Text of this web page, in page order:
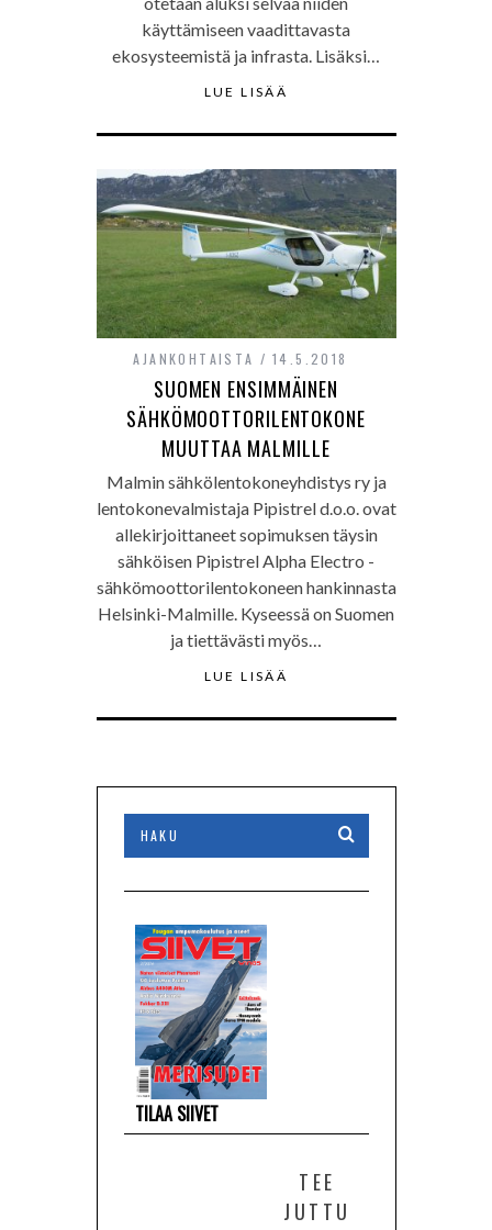
käyttämiseen vaadittavasta
ekosysteemistä ja infrasta. Lisäksi…
LUE LISÄÄ
AJANKOHTAISTA 14.5.2018
SUOMEN ENSIMMÄINEN
SÄHKÖMOOTTORILENTOKONE
MUUTTAA MALMILLE
Malmin sähkölentokoneyhdistys ry ja
lentokonevalmistaja Pipistrel d.o.o. ovat
allekirjoittaneet sopimuksen täysin
sähköisen Pipistrel Alpha Electro -
sähkömoottorilentokoneen hankinnasta
Helsinki-Malmille. Kyseessä on Suomen
ja tiettävästi myös…
LUE LISÄÄ
TILAA SIIVET
TEE
JUTTU